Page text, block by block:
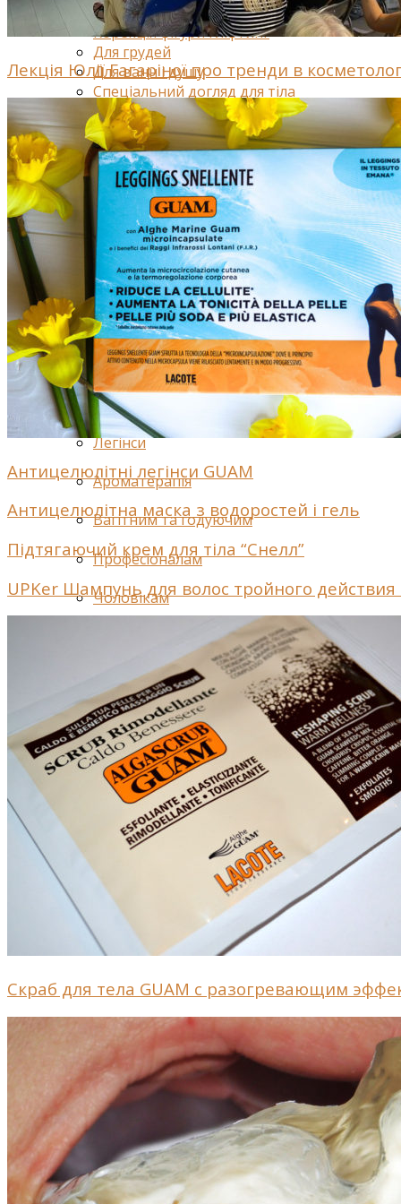
Засоби від набряклості
Корекція фігури і ліфтинг
Для грудей
Для ванн і душу
Спеціальний догляд для тіла
Для живота і талії
Для спорту
Обличчя
Очі і губи
Щоденний догляд за обличчям
Антивіковий догляд для обличчя
Спеціальний догляд для обличчя
Очищення обличчя
Волосся
Маски для волосся
Шампуні
Спеціальні засоби для волосся
Легінси
Ароматерапія
Вагітним та годуючим
Професіоналам
Чоловікам
Акції та подарунки
Новинки
Лекція Юлії Гагаріної про тренди в
Антицелюлітні легінси GUAM
Антицелюлітна маска з водоростей і гель
Підтягаючий крем для тіла “Снелл”
UPKer Шампунь для волос тройного действия
Скраб для тела GUAM с разогревающим